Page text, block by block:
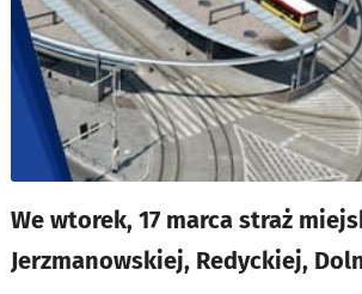
We wtorek, 17 marca straż
Jerzmanowskiej, Redyckiej,